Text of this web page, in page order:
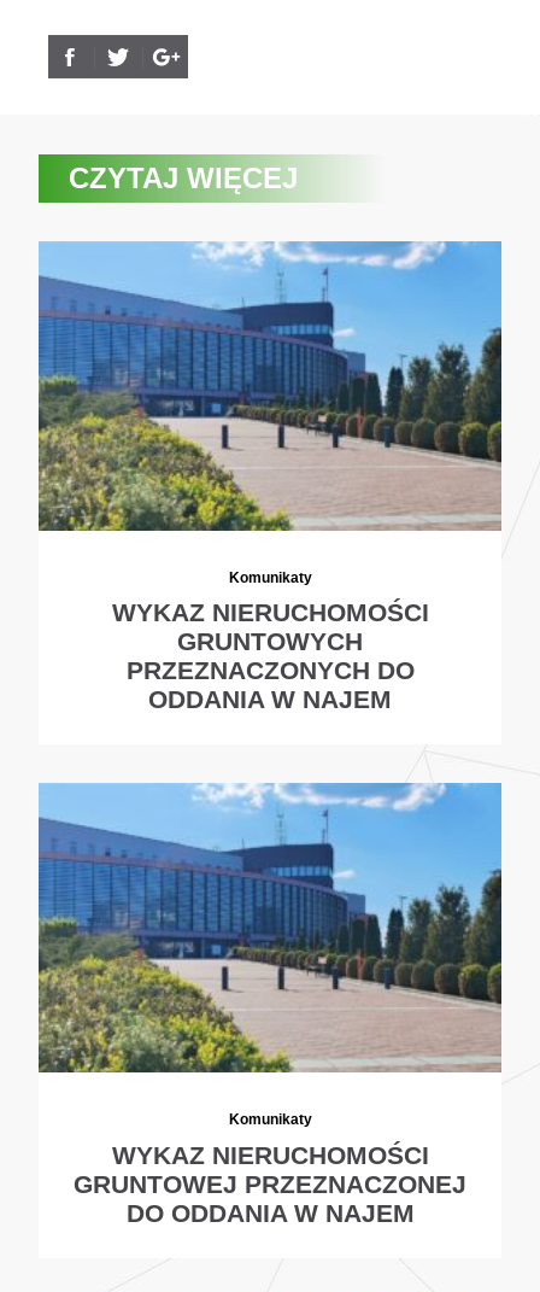
CZYTAJ WIĘCEJ
Komunikaty
WYKAZ NIERUCHOMOŚCI
GRUNTOWYCH
PRZEZNACZONYCH DO
ODDANIA W NAJEM
Komunikaty
WYKAZ NIERUCHOMOŚCI
GRUNTOWEJ PRZEZNACZONEJ
DO ODDANIA W NAJEM